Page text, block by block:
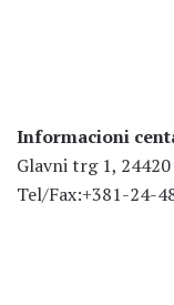
Informacioni
Glavni trg 1,
Tel/Fax:+381-24-